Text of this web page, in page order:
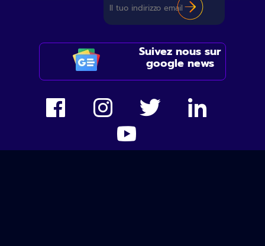
Suivez nous sur
google news